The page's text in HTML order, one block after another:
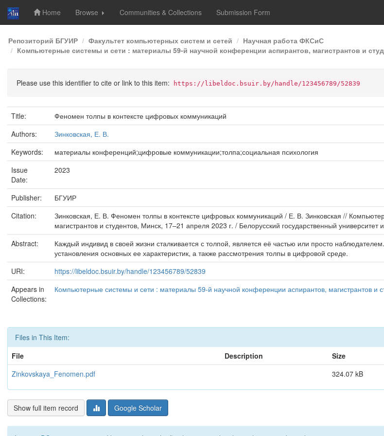
Skip
navigation
Home Browse Communities & Collections Submission Form
Репозиторий БГУИР Факультет компьютерных систем и сетей
Научная работа ФКСиС
Компьютерные системы и сети : материалы 59-й научной конференции аспирантов, магистрантов и
Please use this identifier to cite or link to this item: https://libeldoc.bsuir.by/handle/123456789/52839
Title:
Феномен толпы в контексте цифровых коммуникаций
Authors:
Зинковская, Е. В.
Keywords:
материалы конференций;цифровые коммуникации;толпа;социальная психология
Issue
Date:
2023
Publisher:
БГУИР
Citation:
Зинковская, Е. В. Феномен толпы в контексте цифровых коммуникаций / Е. В. Зинковская //
магистрантов и студентов, Минск, 17–21 апреля 2023 г. / Белорусский государственный
Abstract:
Каждый индивид в своей жизни сталкивается с толпой, является её частью или просто
установления основных ее характеристик, а также рассмотрения толпы в цифровой среде.
URI:
https://libeldoc.bsuir.by/handle/123456789/52839
Appears in
Collections:
Компьютерные системы и сети : материалы 59-й научной конференции аспирантов, магистрантов и
Files in This Item:
File
Description Size
Zinkovskaya_Fenomen.pdf
324.07 kB
Show full item record Google Scholar